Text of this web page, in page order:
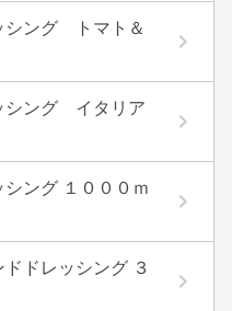
シング トマト＆
シング イタリア
ング １０００ｍ
ドレッシング ３